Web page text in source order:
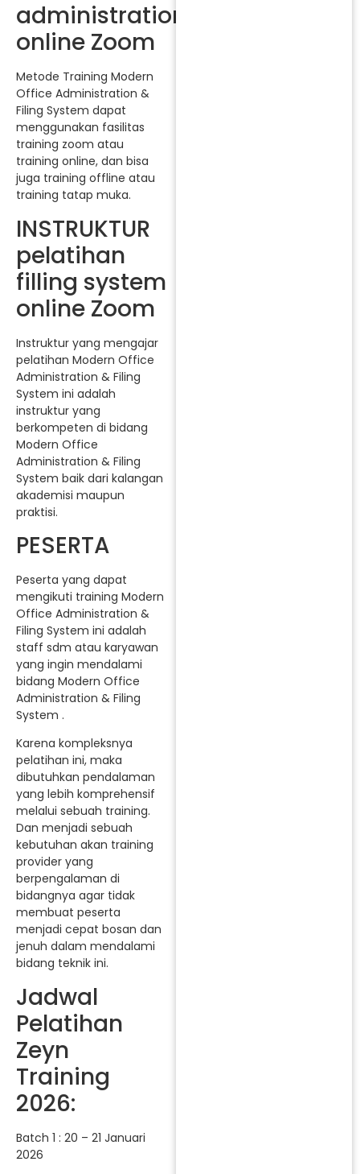
administration
online Zoom
Metode Training Modern
Office Administration &
Filing System dapat
menggunakan fasilitas
training zoom atau
training online, dan bisa
juga training offline atau
training tatap muka.
INSTRUKTUR
pelatihan
filling system
online Zoom
Instruktur yang mengajar
pelatihan Modern Office
Administration & Filing
System ini adalah
instruktur yang
berkompeten di bidang
Modern Office
Administration & Filing
System baik dari kalangan
akademisi maupun
praktisi.
PESERTA
Peserta yang dapat
mengikuti training Modern
Office Administration &
Filing System ini adalah
staff sdm atau karyawan
yang ingin mendalami
bidang Modern Office
Administration & Filing
System .
Karena kompleksnya
pelatihan ini, maka
dibutuhkan pendalaman
yang lebih komprehensif
melalui sebuah training.
Dan menjadi sebuah
kebutuhan akan training
provider yang
berpengalaman di
bidangnya agar tidak
membuat peserta
menjadi cepat bosan dan
jenuh dalam mendalami
bidang teknik ini.
Jadwal
Pelatihan
Zeyn
Training
2026:
Batch 1 : 20 – 21 Januari
2026